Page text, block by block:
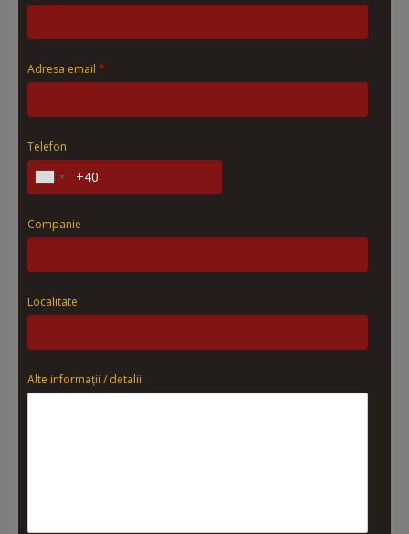
Adresa email *
Telefon
Companie
Localitate
Alte informații / detalii